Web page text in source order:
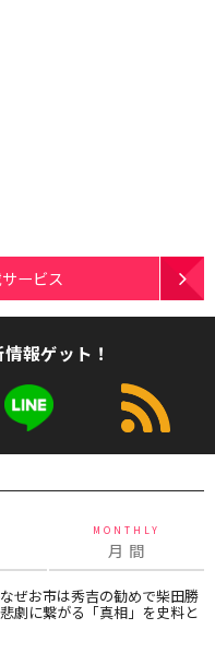
ービス
報ゲット！
MONTHLY
月 間
なぜお市は秀吉の勧めで柴田勝
劇に繋がる「真相」を史料と